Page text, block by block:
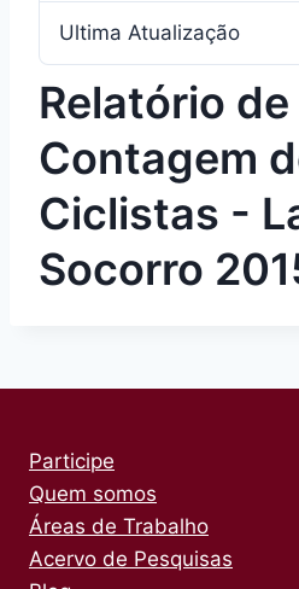
Ultima Atualização
Relatório de
Contagem
Ciclistas -
Socorro
Participe
Quem somos
Áreas de Trabalho
Acervo de Pesquisas